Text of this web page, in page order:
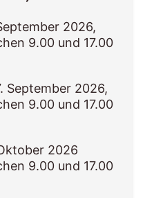
2026,
9.00 und 17.00
September 2026,
9.00 und 17.00
2026
9.00 und 17.00